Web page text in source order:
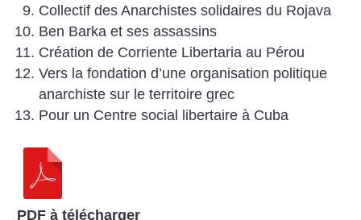
Collectif des Anarchistes solidaires du Rojava
Ben Barka et ses assassins
Création de Corriente Libertaria au Pérou
Vers la fondation d’une organisation politique
anarchiste sur le territoire grec
Pour un Centre social libertaire à Cuba
PDF à télécharger